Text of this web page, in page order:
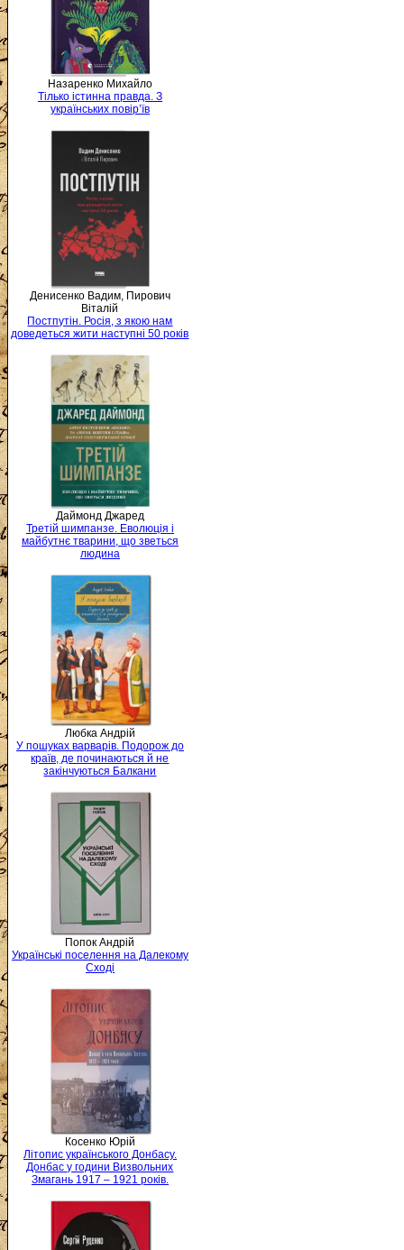
Назаренко Михайло
Тілько істинна правда. З
українських повір’їв
Денисенко Вадим, Пирович
Віталій
Постпутін. Росія, з якою нам
доведеться жити наступні 50 років
Даймонд Джаред
Третій шимпанзе. Еволюція і
майбутнє тварини, що зветься
людина
Любка Андрій
У пошуках варварів. Подорож до
країв, де починаються й не
закінчуються Балкани
Попок Андрій
Українські поселення на Далекому
Сході
Косенко Юрій
Літопис українського Донбасу.
Донбас у години Визвольних
Змагань 1917 – 1921 років.